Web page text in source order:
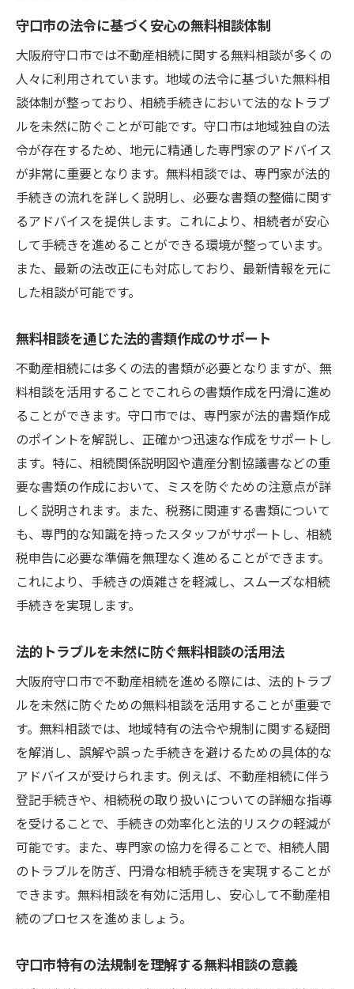
守口市の法令に基づく安心の無料相談体制
大阪府守口市では不動産相続に関する無料相談が多くの
人々に利用されています。地域の法令に基づいた無料相
談体制が整っており、相続手続きにおいて法的なトラブ
ルを未然に防ぐことが可能です。守口市は地域独自の法
令が存在するため、地元に精通した専門家のアドバイス
が非常に重要となります。無料相談では、専門家が法的
手続きの流れを詳しく説明し、必要な書類の整備に関す
るアドバイスを提供します。これにより、相続者が安心
して手続きを進めることができる環境が整っています。
また、最新の法改正にも対応しており、最新情報を元に
した相談が可能です。
無料相談を通じた法的書類作成のサポート
不動産相続には多くの法的書類が必要となりますが、無
料相談を活用することでこれらの書類作成を円滑に進め
ることができます。守口市では、専門家が法的書類作成
のポイントを解説し、正確かつ迅速な作成をサポートし
ます。特に、相続関係説明図や遺産分割協議書などの重
要な書類の作成において、ミスを防ぐための注意点が詳
しく説明されます。また、税務に関連する書類について
も、専門的な知識を持ったスタッフがサポートし、相続
税申告に必要な準備を無理なく進めることができます。
これにより、手続きの煩雑さを軽減し、スムーズな相続
手続きを実現します。
法的トラブルを未然に防ぐ無料相談の活用法
大阪府守口市で不動産相続を進める際には、法的トラブ
ルを未然に防ぐための無料相談を活用することが重要で
す。無料相談では、地域特有の法令や規制に関する疑問
を解消し、誤解や誤った手続きを避けるための具体的な
アドバイスが受けられます。例えば、不動産相続に伴う
登記手続きや、相続税の取り扱いについての詳細な指導
を受けることで、手続きの効率化と法的リスクの軽減が
可能です。また、専門家の協力を得ることで、相続人間
のトラブルを防ぎ、円滑な相続手続きを実現することが
できます。無料相談を有効に活用し、安心して不動産相
続のプロセスを進めましょう。
守口市特有の法規制を理解する無料相談の意義